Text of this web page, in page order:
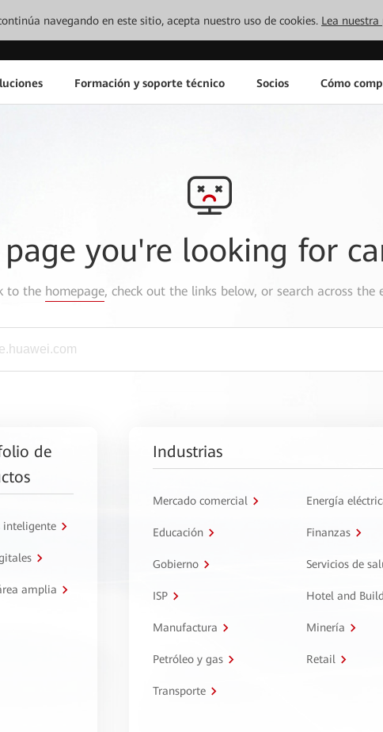
navegando en este sitio, acepta nuestro uso de cookies. Lea
Formación y soporte técnico Socios Cómo
page you're looking for
to the homepage, check out the links below, or search across the
de
inteligente
amplia
Industrias
Mercado comercial Energía
Educación Finanzas
Gobierno Servicios de
ISP Hotel and
Manufactura Minería
Petróleo y gas Retail
Transporte